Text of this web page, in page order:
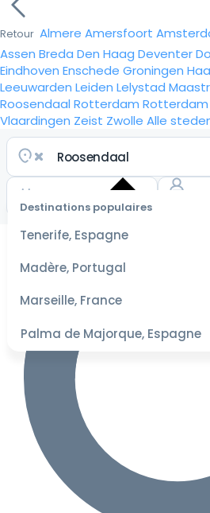
Retour Almere Amersfoort
Assen Breda Den Haag Deventer
Eindhoven Enschede Groningen
Leeuwarden Leiden Lelystad
Roosendaal Rotterdam Rotterdam
Vlaardingen Zeist Zwolle Alle
Destinations populaires
Tenerife, Espagne
Madère, Portugal
Marseille, France
Palma de Majorque, Espagne
Choisir
les
pour les
tarifs